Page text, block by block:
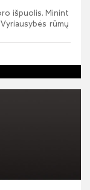
išpuolis. Minint
rūmų